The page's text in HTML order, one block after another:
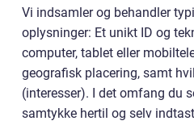
Vi indsamler og behandler
oplysninger: Et unikt ID og
computer, tablet eller
geografisk placering, samt
(interesser). I det omfang du
samtykke hertil og selv